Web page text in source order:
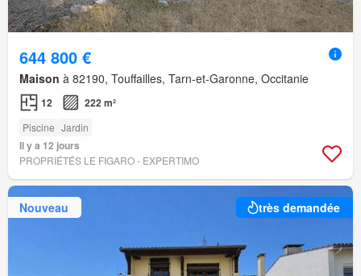
644 800 €
Maison à 82190, Touffailles, Tarn-et-Garonne, Occitanie
12 222 m²
Piscine Jardin
Il y a 12 jours
PROPRIÉTÉS LE FIGARO - EXPERTIMO
Nouveau très demandée